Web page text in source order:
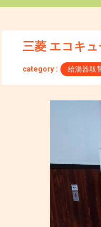
三菱 エコキ
category : 給湯器取